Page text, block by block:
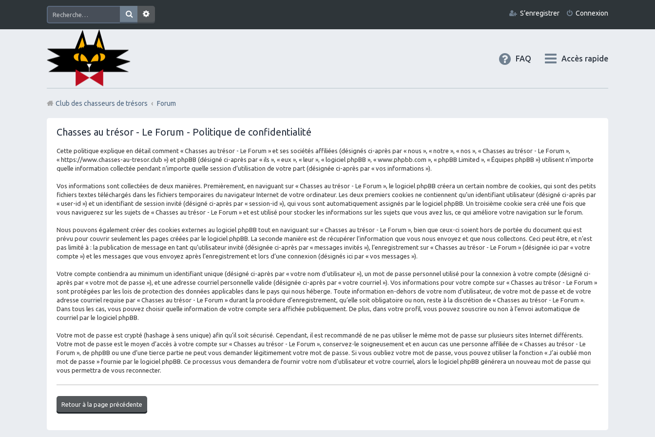
Connexion
S’enregistrer
Accès rapide
FAQ
Club des chasseurs de trésors Forum
Chasses au trésor - Le Forum - Politique de confidentialité
Cette politique explique en détail comment « Chasses au trésor - Le Forum » et ses sociétés affiliées (désignés ci-après par « nous », « notre », « nos », « Chasses au trésor - Le Forum »,
« https://www.chasses-au-tresor.club ») et phpBB (désigné ci-après par « ils », « eux », « leur », « logiciel phpBB », « www.phpbb.com », « phpBB Limited », « Équipes phpBB ») utilisent n’importe
quelle information collectée pendant n’importe quelle session d’utilisation de votre part (désignée ci-après par « vos informations »).
Vos informations sont collectées de deux manières. Premièrement, en naviguant sur « Chasses au trésor - Le Forum », le logiciel phpBB créera un certain nombre de cookies, qui sont des petits
fichiers textes téléchargés dans les fichiers temporaires du navigateur Internet de votre ordinateur. Les deux premiers cookies ne contiennent qu’un identifiant utilisateur (désigné ci-après par
« user-id ») et un identifiant de session invité (désigné ci-après par « session-id »), qui vous sont automatiquement assignés par le logiciel phpBB. Un troisième cookie sera créé une fois que
vous naviguerez sur les sujets de « Chasses au trésor - Le Forum » et est utilisé pour stocker les informations sur les sujets que vous avez lus, ce qui améliore votre navigation sur le forum.
Nous pouvons également créer des cookies externes au logiciel phpBB tout en naviguant sur « Chasses au trésor - Le Forum », bien que ceux-ci soient hors de portée du document qui est
prévu pour couvrir seulement les pages créées par le logiciel phpBB. La seconde manière est de récupérer l’information que vous nous envoyez et que nous collectons. Ceci peut être, et n’est
pas limité à : la publication de message en tant qu’utilisateur invité (désignée ci-après par « messages invités »), l’enregistrement sur « Chasses au trésor - Le Forum » (désignée ici par « votre
compte ») et les messages que vous envoyez après l’enregistrement et lors d’une connexion (désignés ici par « vos messages »).
Votre compte contiendra au minimum un identifiant unique (désigné ci-après par « votre nom d’utilisateur »), un mot de passe personnel utilisé pour la connexion à votre compte (désigné ci-
après par « votre mot de passe »), et une adresse courriel personnelle valide (désignée ci-après par « votre courriel »). Vos informations pour votre compte sur « Chasses au trésor - Le Forum »
sont protégées par les lois de protection des données applicables dans le pays qui nous héberge. Toute information en-dehors de votre nom d’utilisateur, de votre mot de passe et de votre
adresse courriel requise par « Chasses au trésor - Le Forum » durant la procédure d’enregistrement, qu’elle soit obligatoire ou non, reste à la discrétion de « Chasses au trésor - Le Forum ».
Dans tous les cas, vous pouvez choisir quelle information de votre compte sera affichée publiquement. De plus, dans votre profil, vous pouvez souscrire ou non à l’envoi automatique de
courriel par le logiciel phpBB.
Votre mot de passe est crypté (hashage à sens unique) afin qu’il soit sécurisé. Cependant, il est recommandé de ne pas utiliser le même mot de passe sur plusieurs sites Internet différents.
Votre mot de passe est le moyen d’accès à votre compte sur « Chasses au trésor - Le Forum », conservez-le soigneusement et en aucun cas une personne affiliée de « Chasses au trésor - Le
Forum », de phpBB ou une d’une tierce partie ne peut vous demander légitimement votre mot de passe. Si vous oubliez votre mot de passe, vous pouvez utiliser la fonction « J’ai oublié mon
mot de passe » fournie par le logiciel phpBB. Ce processus vous demandera de fournir votre nom d’utilisateur et votre courriel, alors le logiciel phpBB générera un nouveau mot de passe qui
vous permettra de vous reconnecter.
Retour à la page précédente